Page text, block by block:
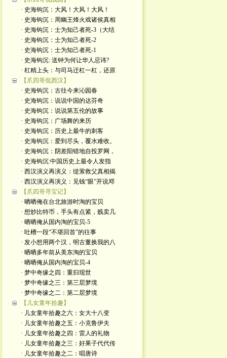
· 史海钩沉：大风！大风！大风！
· 史海钩沉：周幽王烽火戏诸侯真相
· 史海钩沉：士为知己者死-3（大结
· 史海钩沉：士为知己者死-2
· 史海钩沉：士为知己者死-1
· 史海钩沉: 送钟为何让华人忌讳?
· 杠精上头：与司马迁杠一杠，还原
【爪四哥侃西汉】
· 史海钩沉：古往今来沁园春
· 史海钩沉：说说中国的达芬奇
· 史海钩沉：说说第五伦的故事
· 史海钩沉：广场舞的来历
· 史海钩沉：历史上最牛的刺客
· 史海钩沉：爱到尽头，覆水难收。
· 史海钩沉：阴差阳错地自投罗网，
· 史海钩沉:中国历史上最令人发指
· 西汉演义再演义：缇萦救父真相揭
· 西汉演义再演义：见钱“眼”开说邓
【爪四哥寻宝记】
· 晒晒俺在台北旅游时淘的宝贝
· 想炒比特币，手头有点紧，贱卖几
· 晒晒俺从国内淘的宝贝-5
· 吐槽一段“不堪回首”的往事
· 发小想用两个汉，明古董换我的八
· 晒晒多年前从美东淘的宝贝
· 晒晒俺从国内淘的宝贝-4
· 梦中奇缘之四：重归现世
· 梦中奇缘之三：第三层梦境
· 梦中奇缘之二：第二层梦境
【儿女童年拾趣】
· 儿女童年拾趣之六：女大十八变
· 儿女童年拾趣之五：小克鲁伊夫
· 儿女童年拾趣之四：雷人的礼物
· 儿女童年拾趣之三：好果子代代传
· 儿女童年拾趣之二：唱唐诗